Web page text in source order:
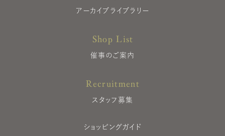
アーカイブライブラリー
Shop List
催事のご案内
Recruitment
スタッフ募集
ショッピングガイド